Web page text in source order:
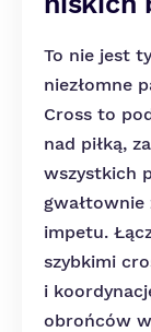
To nie jest
niezłomne
Cross to
nad piłką,
wszystkich
impetu.
szybkimi
i
obrońców